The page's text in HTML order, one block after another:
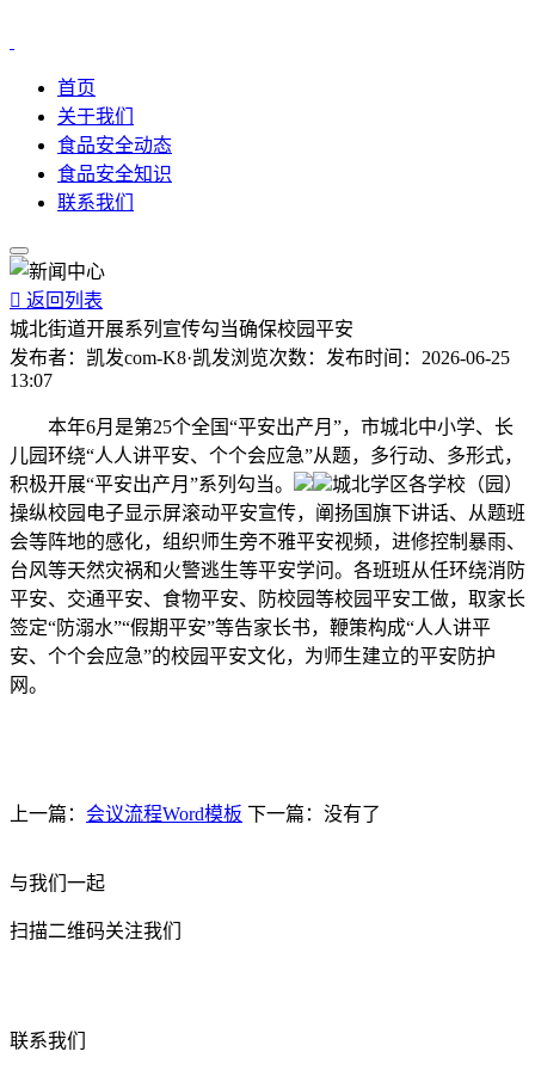
首页
关于我们
食品安全动态
食品安全知识
联系我们
 返回列表
城北街道开展系列宣传勾当确保校园平安
发布者： 凯发com-K8·凯发浏览次数： 发布时间： 2026-06-25
13:07
本年6月是第25个全国“平安出产月”，市城北中小学、长
儿园环绕“人人讲平安、个个会应急”从题，多行动、多形式，
积极开展“平安出产月”系列勾当。
城北学区各学校（园）
操纵校园电子显示屏滚动平安宣传，阐扬国旗下讲话、从题班
会等阵地的感化，组织师生旁不雅平安视频，进修控制暴雨、
台风等天然灾祸和火警逃生等平安学问。各班班从任环绕消防
平安、交通平安、食物平安、防校园等校园平安工做，取家长
签定“防溺水”“假期平安”等告家长书，鞭策构成“人人讲平
安、个个会应急”的校园平安文化，为师生建立的平安防护
网。
上一篇： 会议流程Word模板 下一篇：没有了
与我们一起
扫描二维码关注我们
联系我们